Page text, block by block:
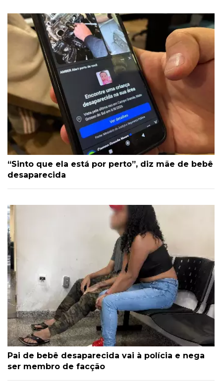
“Sinto que ela está por perto”, diz mãe de bebê
desaparecida
Pai de bebê desaparecida vai à polícia e nega
ser membro de facção